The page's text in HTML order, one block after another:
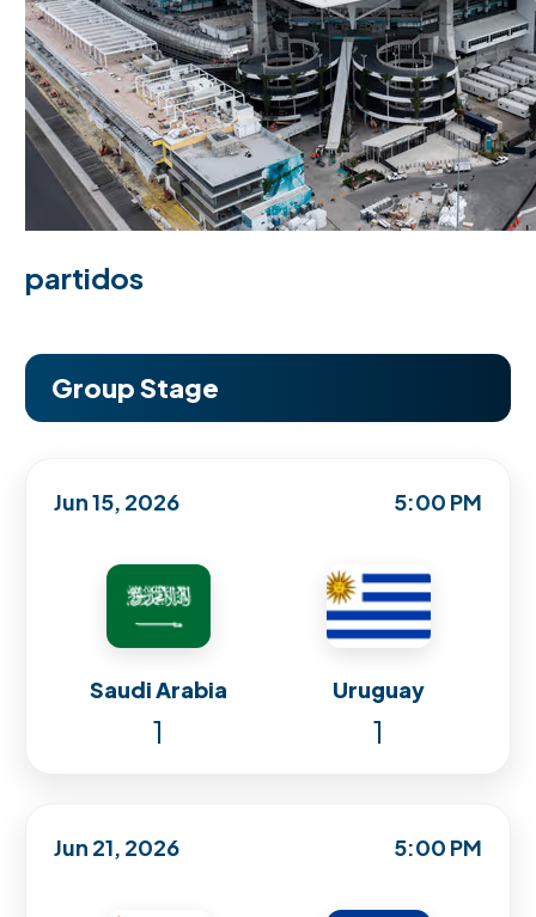
partidos
Group Stage
Jun 15, 2026 5:00 PM
Saudi Arabia Uruguay
1 1
Jun 21, 2026 5:00 PM